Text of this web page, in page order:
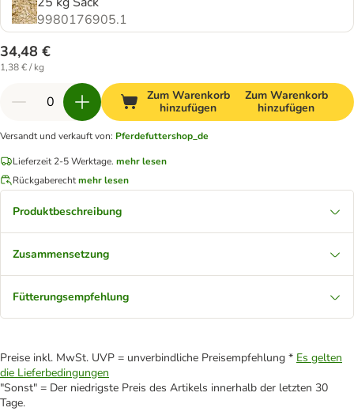
9980176905.1
34,48 €
1,38 € / kg
Zum Warenkorb
hinzufügen
Zum Warenkorb
hinzufügen
Versandt und verkauft von: Pferdefuttershop_de
Lieferzeit 2-5 Werktage. mehr lesen
Rückgaberechtmehr lesen
Produktbeschreibung
Zusammensetzung
Fütterungsempfehlung
Preise inkl. MwSt. UVP = unverbindliche Preisempfehlung * Es gelten
die Lieferbedingungen
"Sonst" = Der niedrigste Preis des Artikels innerhalb der letzten 30
Tage.